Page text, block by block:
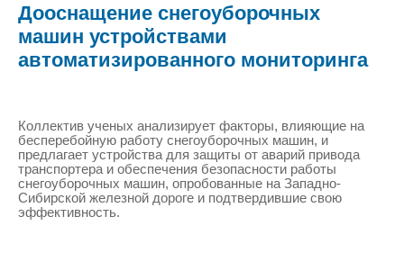
Дооснащение снегоуборочных
машин устройствами
автоматизированного мониторинга
Коллектив ученых анализирует факторы, влияющие на
бесперебойную работу снегоуборочных машин, и
предлагает устройства для защиты от аварий привода
транспортера и обеспечения безопасности работы
снегоуборочных машин, опробованные на Западно-
Сибирской железной дороге и подтвердившие свою
эффективность.